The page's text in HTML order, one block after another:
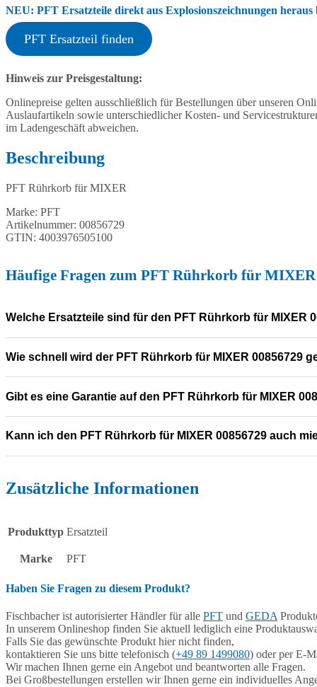
NEU: PFT Ersatzteile direkt aus Explosionszeichnungen heraus
PFT Ersatzteil finden
Hinweis zur Preisgestaltung:
Onlinepreise gelten ausschließlich für Bestellungen über unseren
Auslaufartikeln sowie unterschiedlicher Kosten- und
im Ladengeschäft abweichen.
Beschreibung
PFT Rührkorb für MIXER
Marke: PFT
Artikelnummer: 00856729
GTIN: 4003976505100
Häufige Fragen zum PFT Rührkorb für MIXER
Welche Ersatzteile sind für den PFT Rührkorb für MIXER
Wie schnell wird der PFT Rührkorb für MIXER 00856729
Gibt es eine Garantie auf den PFT Rührkorb für MIXER
Kann ich den PFT Rührkorb für MIXER 00856729 auch
Zusätzliche Informationen
Produkttyp Ersatzteil
Marke PFT
Haben Sie Fragen zu diesem Produkt?
Fischbacher ist autorisierter Händler für alle PFT und GEDA
In unserem Onlineshop finden Sie aktuell lediglich eine
Falls Sie das gewünschte Produkt hier nicht finden,
kontaktieren Sie uns bitte telefonisch (+49 89 1499080) oder per E-
Wir machen Ihnen gerne ein Angebot und beantworten alle Fragen.
Bei Großbestellungen erstellen wir Ihnen gerne ein individuelles